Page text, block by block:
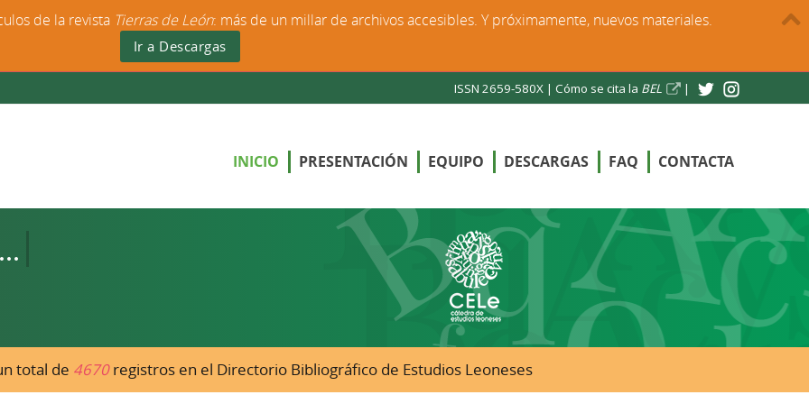
ISSN 2659-580X | Cómo se cita la BEL |
INICIO PRESENTACIÓN EQUIPO DESCARGAS FAQ CONTACTA
total de 4670registros en el Directorio Bibliográfico de Estudios Leoneses
de la revista Tierras de León: más de un millar de archivos accesibles. Y próximamente, nuevos materiales.
Ir a Descargas